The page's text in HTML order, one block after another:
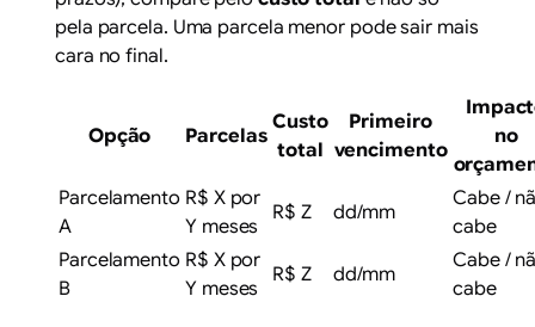
pela parcela. Uma parcela menor pode sair mais
cara no final.
Opção Parcelas
Custo
total
Primeiro
vencimento
no
Parcelamento
A
R$ X por
Y meses
R$ Z dd/mm
Cabe /
cabe
Parcelamento
B
R$ X por
Y meses
R$ Z dd/mm
Cabe /
cabe